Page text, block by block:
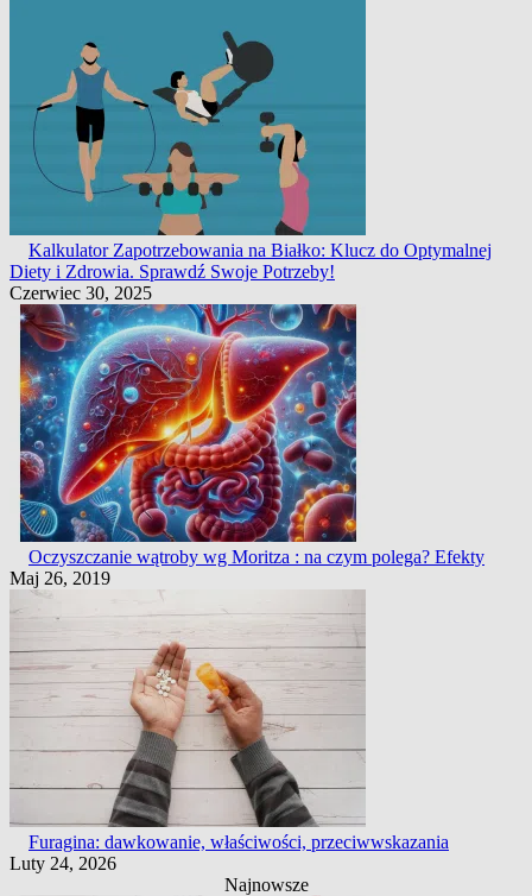
Kalkulator Zapotrzebowania na Białko: Klucz do Optymalnej
Diety i Zdrowia. Sprawdź Swoje Potrzeby!
Czerwiec 30, 2025
Oczyszczanie wątroby wg Moritza : na czym polega? Efekty
Maj 26, 2019
Furagina: dawkowanie, właściwości, przeciwwskazania
Luty 24, 2026
Najnowsze